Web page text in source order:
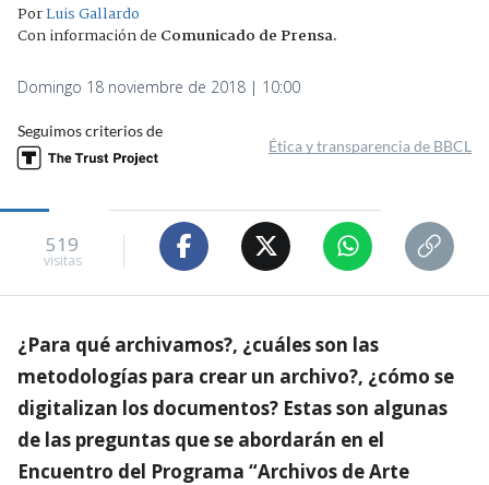
PorLuis Gallardo
Con información de Comunicado de Prensa.
Domingo 18 noviembre de 2018 | 10:00
Seguimos criterios de
Ética y transparencia de BBCL
519
visitas
¿Para qué archivamos?, ¿cuáles son las
metodologías para crear un archivo?, ¿cómo se
digitalizan los documentos? Estas son algunas
de las preguntas que se abordarán en el
Encuentro del Programa “Archivos de Arte